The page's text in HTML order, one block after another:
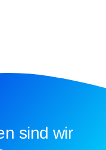
sind wir